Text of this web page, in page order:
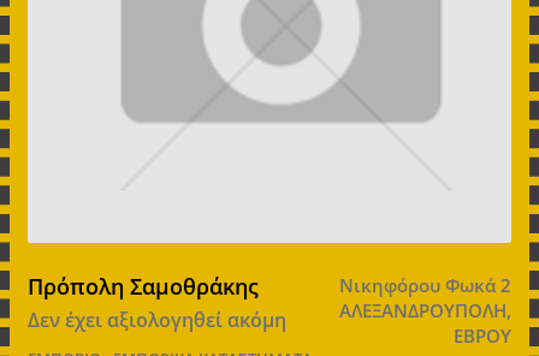
Πρόπολη Σαμοθράκης
Δεν έχει αξιολογηθεί ακόμη
Νικηφόρου Φωκά 2
ΑΛΕΞΑΝΔΡΟΥΠΟΛΗ,
ΕΒΡΟΥ